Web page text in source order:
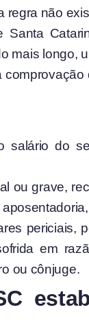
regra não
mais
salário do
ou grave,
em
ou cônjuge.